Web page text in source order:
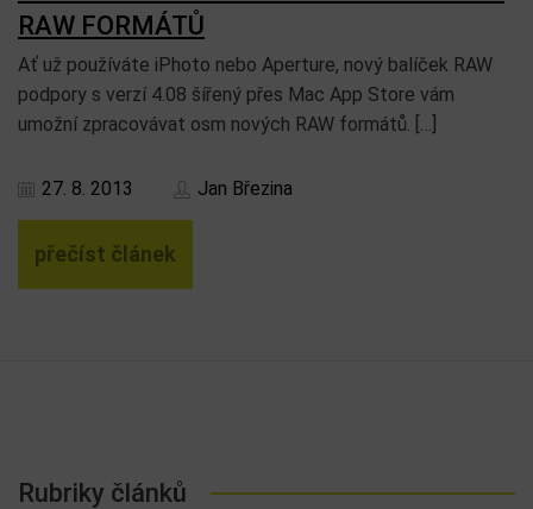
RAW FORMÁTŮ
Ať už používáte iPhoto nebo Aperture, nový balíček RAW
podpory s verzí 4.08 šířený přes Mac App Store vám
umožní zpracovávat osm nových RAW formátů. […]
27. 8. 2013 Jan Březina
přečíst článek
Rubriky článků